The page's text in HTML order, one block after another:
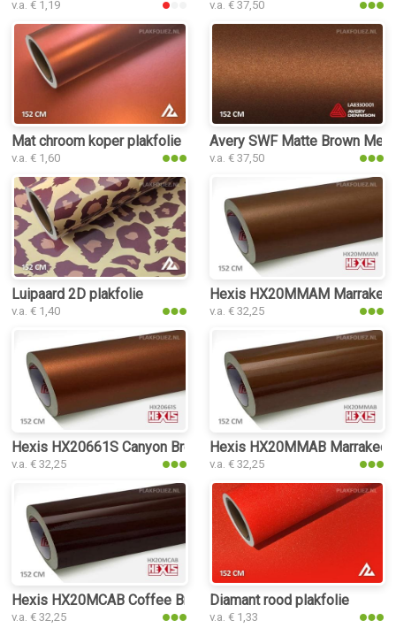
v.a. € 1,19 v.a. € 37,50
Mat chroom koper plakfolie
v.a. € 1,60
Avery SWF Matte Brown
v.a. € 37,50
Luipaard 2D plakfolie
v.a. € 1,40
Hexis HX20MMAM
v.a. € 32,25
Hexis HX20661S Canyon Bronze Metal Satin plakfolie
v.a. € 32,25
Hexis HX20MMAB
v.a. € 32,25
Hexis HX20MCAB Coffee Brown Gloss plakfolie
v.a. € 32,25
Diamant rood plakfolie
v.a. € 1,33